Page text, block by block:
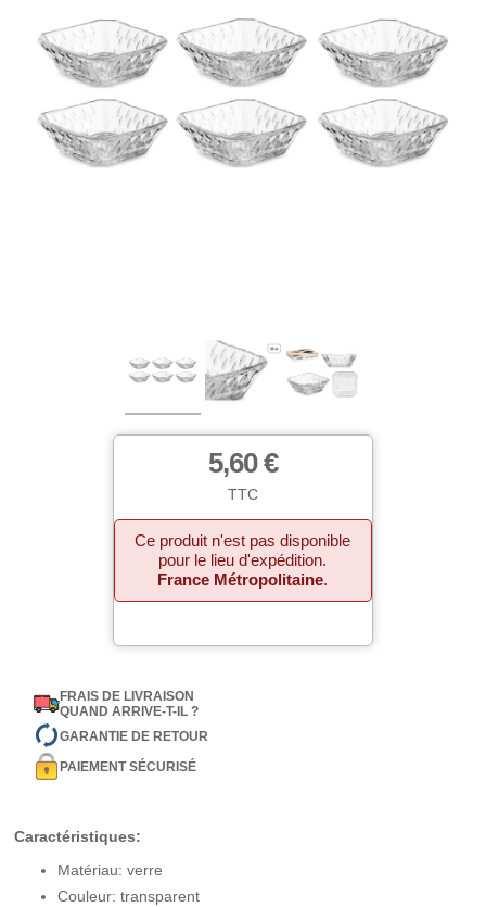
5,60 €
TTC
Ce produit n'est pas disponible
pour le lieu d'expédition.
France Métropolitaine.
FRAIS DE LIVRAISON
QUAND ARRIVE-T-IL ?
GARANTIE DE RETOUR
PAIEMENT SÉCURISÉ
Caractéristiques:
Matériau: verre
Couleur: transparent